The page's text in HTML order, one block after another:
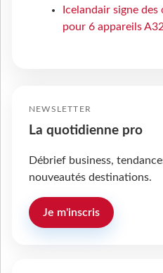
Icelandair signe
pour 6 appareils
NEWSLETTER
La quotidienne pro
Débrief business,
nouveautés destinations.
Je m'inscris